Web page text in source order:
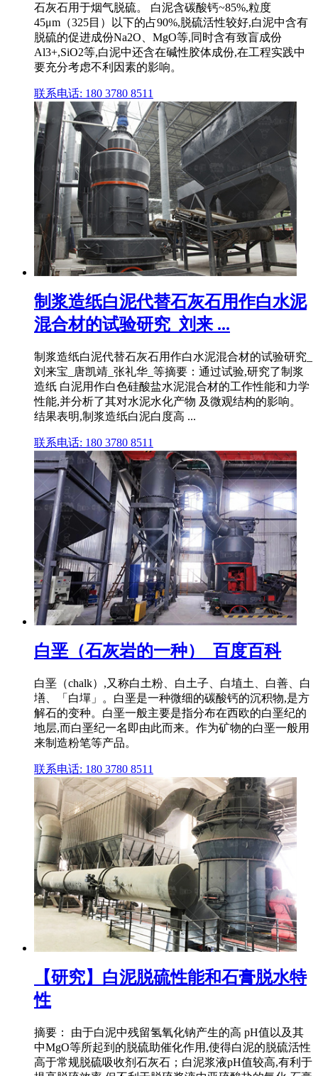
石灰石用于烟气脱硫。 白泥含碳酸钙~85%,粒度
45μm（325目）以下的占90%,脱硫活性较好,白泥中含有
脱硫的促进成份Na2O、MgO等,同时含有致盲成份
Al3+,SiO2等,白泥中还含在碱性胶体成份,在工程实践中
要充分考虑不利因素的影响。
联系电话: 180 3780 8511
制浆造纸白泥代替石灰石用作白水泥
混合材的试验研究_刘来 ...
制浆造纸白泥代替石灰石用作白水泥混合材的试验研究_
刘来宝_唐凯靖_张礼华_等摘要：通过试验,研究了制浆
造纸 白泥用作白色硅酸盐水泥混合材的工作性能和力学
性能,并分析了其对水泥水化产物 及微观结构的影响。
结果表明,制浆造纸白泥白度高 ...
联系电话: 180 3780 8511
白垩（石灰岩的一种）_百度百科
白垩（chalk）,又称白土粉、白土子、白埴土、白善、白
墡、「白墠」。白垩是一种微细的碳酸钙的沉积物,是方
解石的变种。白垩一般主要是指分布在西欧的白垩纪的
地层,而白垩纪一名即由此而来。作为矿物的白垩一般用
来制造粉笔等产品。
联系电话: 180 3780 8511
【研究】白泥脱硫性能和石膏脱水特
性
摘要： 由于白泥中残留氢氧化钠产生的高 pH值以及其
中MgO等所起到的脱硫助催化作用,使得白泥的脱硫活性
高于常规脱硫吸收剂石灰石；白泥浆液pH值较高,有利于